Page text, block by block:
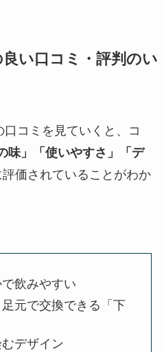
い口コミ・評判のい
コミを見ていくと、コ
味」「使いやすさ」「デ
価されていることがわか
飲みやすい
元で交換できる「下
デザイン